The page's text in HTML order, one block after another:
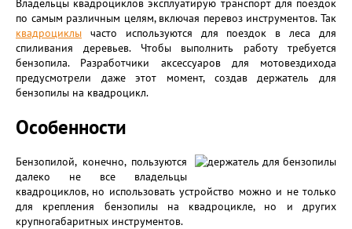
Владельцы квадроциклов эксплуатирую транспорт для поездок
по самым различным целям, включая перевоз инструментов. Так
квадроциклы часто используются для поездок в леса для
спиливания деревьев. Чтобы выполнить работу требуется
бензопила. Разработчики аксессуаров для мотовездихода
предусмотрели даже этот момент, создав держатель для
бензопилы на квадроцикл.
Особенности
Бензопилой, конечно, пользуются
далеко не все владельцы
квадроциклов, но использовать устройство можно и не только
для крепления бензопилы на квадроцикле, но и других
крупногабаритных инструментов.